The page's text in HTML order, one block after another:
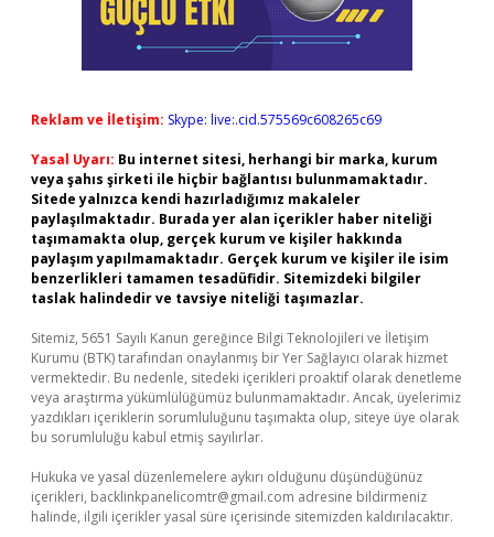
Reklam ve İletişim: Skype: live:.cid.575569c608265c69
Yasal Uyarı: Bu internet sitesi, herhangi bir marka, kurum
veya şahıs şirketi ile hiçbir bağlantısı bulunmamaktadır.
Sitede yalnızca kendi hazırladığımız makaleler
paylaşılmaktadır. Burada yer alan içerikler haber niteliği
taşımamakta olup, gerçek kurum ve kişiler hakkında
paylaşım yapılmamaktadır. Gerçek kurum ve kişiler ile isim
benzerlikleri tamamen tesadüfidir. Sitemizdeki bilgiler
taslak halindedir ve tavsiye niteliği taşımazlar.
Sitemiz, 5651 Sayılı Kanun gereğince Bilgi Teknolojileri ve İletişim
Kurumu (BTK) tarafından onaylanmış bir Yer Sağlayıcı olarak hizmet
vermektedir. Bu nedenle, sitedeki içerikleri proaktif olarak denetleme
veya araştırma yükümlülüğümüz bulunmamaktadır. Ancak, üyelerimiz
yazdıkları içeriklerin sorumluluğunu taşımakta olup, siteye üye olarak
bu sorumluluğu kabul etmiş sayılırlar.
Hukuka ve yasal düzenlemelere aykırı olduğunu düşündüğünüz
içerikleri, backlinkpanelicomtr@gmail.com adresine bildirmeniz
halinde, ilgili içerikler yasal süre içerisinde sitemizden kaldırılacaktır.